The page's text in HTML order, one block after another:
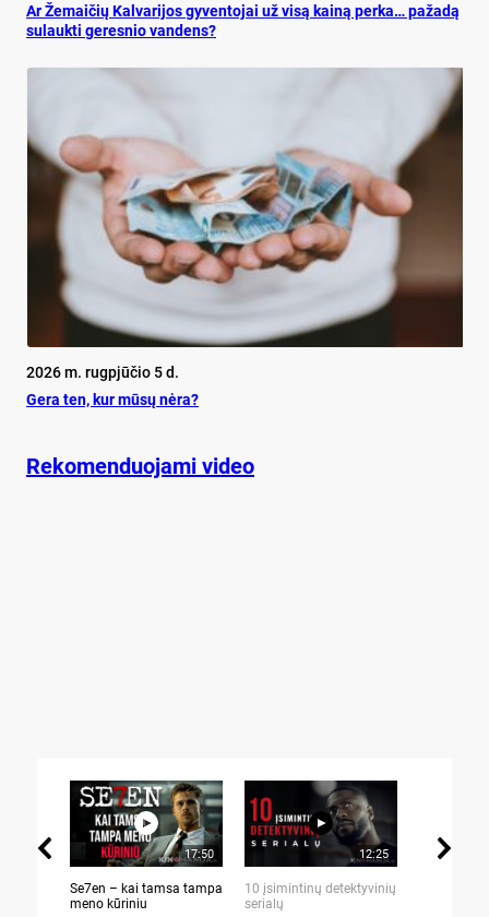
Ar Že­mai­čių Kal­va­ri­jos gy­ven­to­jai už vi­są kai­ną per­ka… pa­ža­dą
su­lauk­ti ge­res­nio van­dens?
2026 m. rugpjūčio 5 d.
Ge­ra ten, kur mū­sų nė­ra?
Rekomenduojami video
17:50
Se7en – kai tamsa tampa
meno kūriniu
12:25
10 įsimintinų detektyvinių
serialų